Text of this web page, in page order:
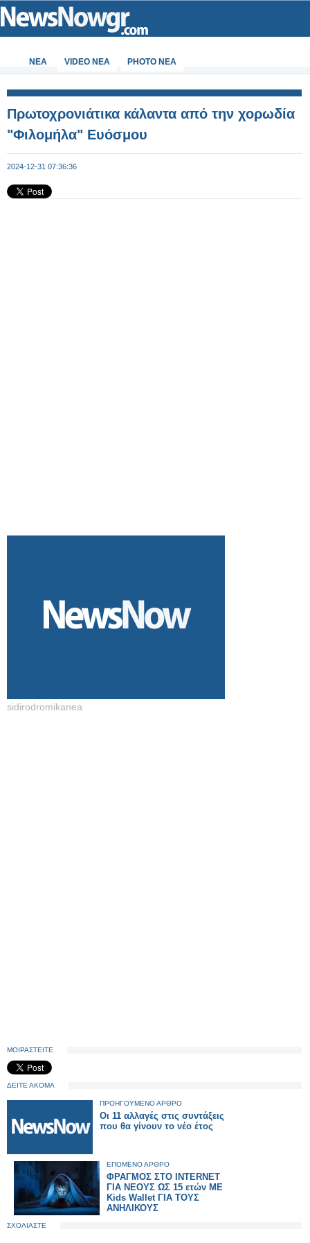
ΝΕΑ VIDEO NEA PHOTO NEA
Πρωτοχρονιάτικα κάλαντα από την χορωδία
"Φιλομήλα" Ευόσμου
2024-12-31 07:36:36
sidirodromikanea
ΜΟΙΡΑΣΤΕΙΤΕ
ΔΕΙΤΕ ΑΚΟΜΑ
ΠΡΟΗΓΟΥΜΕΝΟ ΑΡΘΡΟ
Οι 11 αλλαγές στις συντάξεις
που θα γίνουν το νέο έτος
ΕΠΟΜΕΝΟ ΑΡΘΡΟ
ΦΡΑΓΜΟΣ ΣΤΟ INTERNET
ΓΙΑ ΝΕΟΥΣ ΩΣ 15 ετών ΜΕ
Kids Wallet ΓΙΑ ΤΟΥΣ
ΑΝΗΛΙΚΟΥΣ
ΣΧΟΛΙΑΣΤΕ